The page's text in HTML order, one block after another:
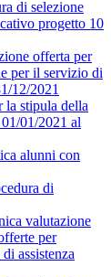
di selezione
progetto 10
offerta per
per il servizio di
12/2021
la stipula della
01/2021 al
alunni con
di
valutazione
per
assistenza